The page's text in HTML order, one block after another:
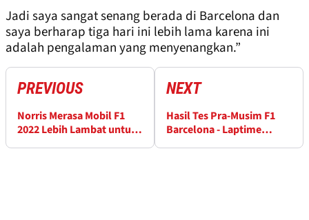
Jadi saya sangat senang berada di Barcelona dan
saya berharap tiga hari ini lebih lama karena ini
adalah pengalaman yang menyenangkan.”
PREVIOUS
Norris Merasa Mobil F1
2022 Lebih Lambat untuk
NEXT
Hasil Tes Pra-Musim F1
Barcelona - Laptime